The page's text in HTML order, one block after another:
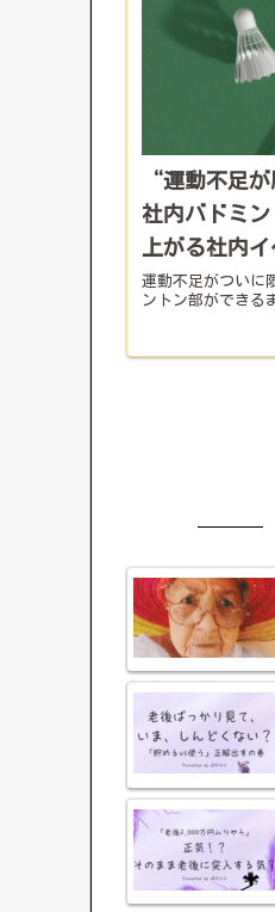
“運動不足
社内バドミ
上がる社内
運動不足がついに
ントン部ができる